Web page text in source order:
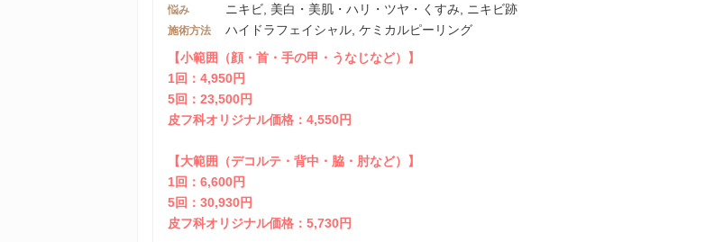
悩み ニキビ, 美白・美肌・ハリ・ツヤ・くすみ, ニキビ跡
施術方法
ハイドラフェイシャル, ケミカルピーリング
【小範囲（顔・首・手の甲・うなじなど）】
1回：4,950円
5回：23,500円
皮フ科オリジナル価格：4,550円
【大範囲（デコルテ・背中・脇・肘など）】
1回：6,600円
5回：30,930円
皮フ科オリジナル価格：5,730円